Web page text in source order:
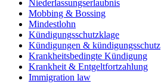
Niederlassungserlaubnis
Mobbing & Bossing
Mindestlohn
Kündigungsschutzklage
Kündigungen & kündigungsschutz
Krankheitsbedingte Kündigung
Krankheit & Entgeltfortzahlung
Immigration law